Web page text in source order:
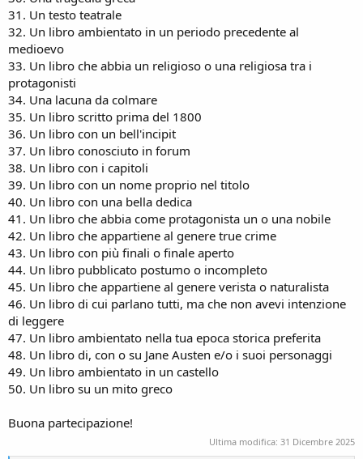
31. Un testo teatrale
32. Un libro ambientato in un periodo precedente al
medioevo
33. Un libro che abbia un religioso o una religiosa tra i
protagonisti
34. Una lacuna da colmare
35. Un libro scritto prima del 1800
36. Un libro con un bell'incipit
37. Un libro conosciuto in forum
38. Un libro con i capitoli
39. Un libro con un nome proprio nel titolo
40. Un libro con una bella dedica
41. Un libro che abbia come protagonista un o una nobile
42. Un libro che appartiene al genere true crime
43. Un libro con più finali o finale aperto
44. Un libro pubblicato postumo o incompleto
45. Un libro che appartiene al genere verista o naturalista
46. Un libro di cui parlano tutti, ma che non avevi intenzione
di leggere
47. Un libro ambientato nella tua epoca storica preferita
48. Un libro di, con o su Jane Austen e/o i suoi personaggi
49. Un libro ambientato in un castello
50. Un libro su un mito greco
Buona partecipazione!
Ultima modifica: 31 Dicembre 2025